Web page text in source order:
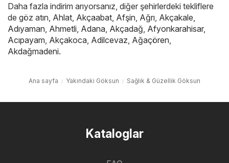
Daha fazla indirim arıyorsanız, diğer şehirlerdeki tekliflere
de göz atın, Ahlat Akçaabat Afşin Ağrı Akçakale
Adıyaman Ahmetli Adana Akçadağ Afyonkarahisar,
Acıpayam Akçakoca Adilcevaz Ağaçören
Akdağmadeni.
Ana sayfa Yakındaki Göksun Sağlık & Güzellik Göksun
Kataloglar